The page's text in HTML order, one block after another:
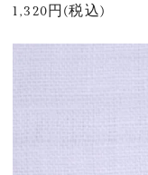
1,320円(税込)